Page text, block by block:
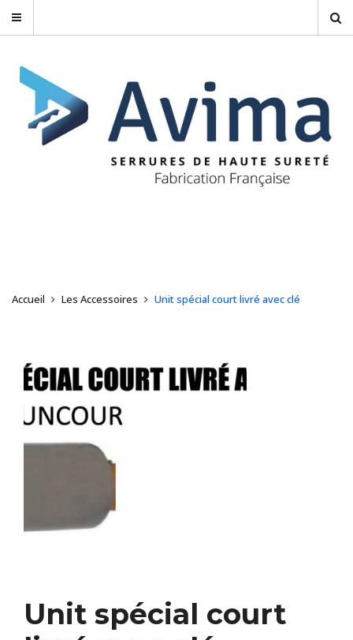
Accueil Les Accessoires Unit spécial court livré avec clé
Unit spécial court